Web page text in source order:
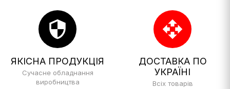
security
ЯКІСНА ПРОДУКЦІЯ
Сучасне обладнання
виробництва
open_with
ДОСТАВКА ПО
УКРАЇНІ
Всіх товарів